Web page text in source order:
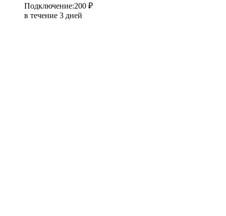
Подключение:200 ₽
в течение 3 дней